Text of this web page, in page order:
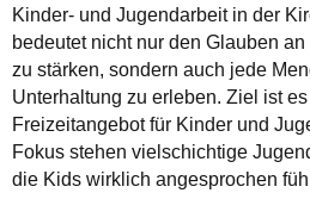
Kinder- und Jugendarbeit in der
bedeutet nicht nur den Glauben
zu stärken, sondern auch jede
Unterhaltung zu erleben. Ziel ist
Freizeitangebot für Kinder und
Fokus stehen vielschichtige
die Kids wirklich angesprochen